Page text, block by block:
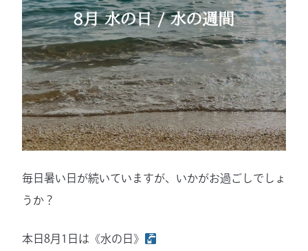
毎日暑い日が続いていますが、いかがお過ごしでしょ
うか？
本日8月1日は《水の日》